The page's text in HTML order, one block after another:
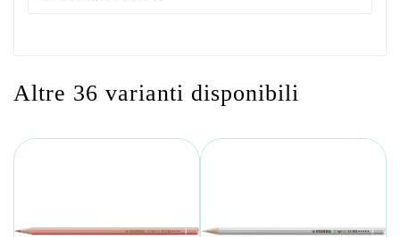
Altre 36 varianti disponibili